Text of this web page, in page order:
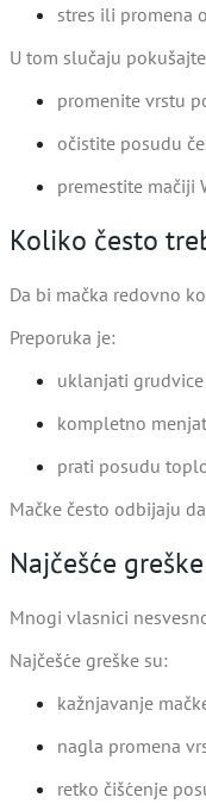
stres ili promena
U tom slučaju
promenite vrstu
očistite posudu
premestite mačiji
Koliko često
Da bi mačka redovno
Preporuka je:
uklanjati grudvice
kompletno
prati posudu
Mačke često odbijaju
Najčešće
Mnogi vlasnici
Najčešće greške su:
kažnjavanje
nagla promena
retko čišćenje